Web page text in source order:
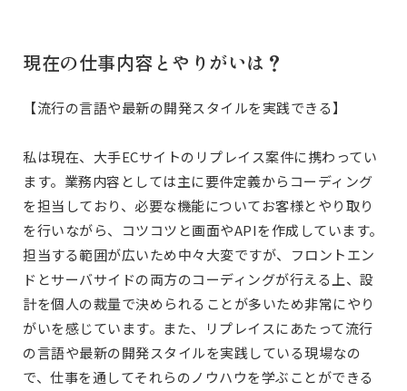
現在の仕事内容とやりがいは？
【流行の言語や最新の開発スタイルを実践できる】
私は現在、大手ECサイトのリプレイス案件に携わってい
ます。業務内容としては主に要件定義からコーディング
を担当しており、必要な機能についてお客様とやり取り
を行いながら、コツコツと画面やAPIを作成しています。
担当する範囲が広いため中々大変ですが、フロントエン
ドとサーバサイドの両方のコーディングが行える上、設
計を個人の裁量で決められることが多いため非常にやり
がいを感じています。また、リプレイスにあたって流行
の言語や最新の開発スタイルを実践している現場なの
で、仕事を通してそれらのノウハウを学ぶことができる